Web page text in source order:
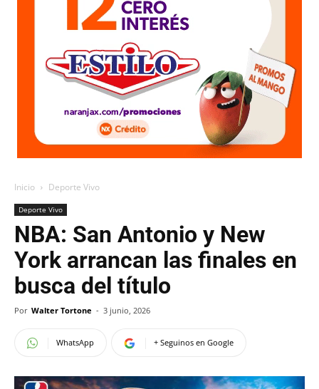
Inicio Deporte Vivo
Deporte Vivo
NBA: San Antonio y New
York arrancan las finales en
busca del título
Por Walter Tortone - 3 junio, 2026
WhatsApp + Seguinos en Google